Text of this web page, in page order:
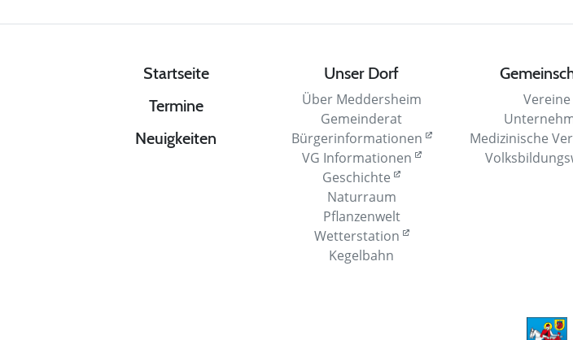
Startseite
Termine
Neuigkeiten
Unser Dorf
Über Meddersheim
Gemeinderat
Bürgerinformationen
VG Informationen
Geschichte
Naturraum
Pflanzenwelt
Wetterstation
Kegelbahn
Vereine
Medizinische